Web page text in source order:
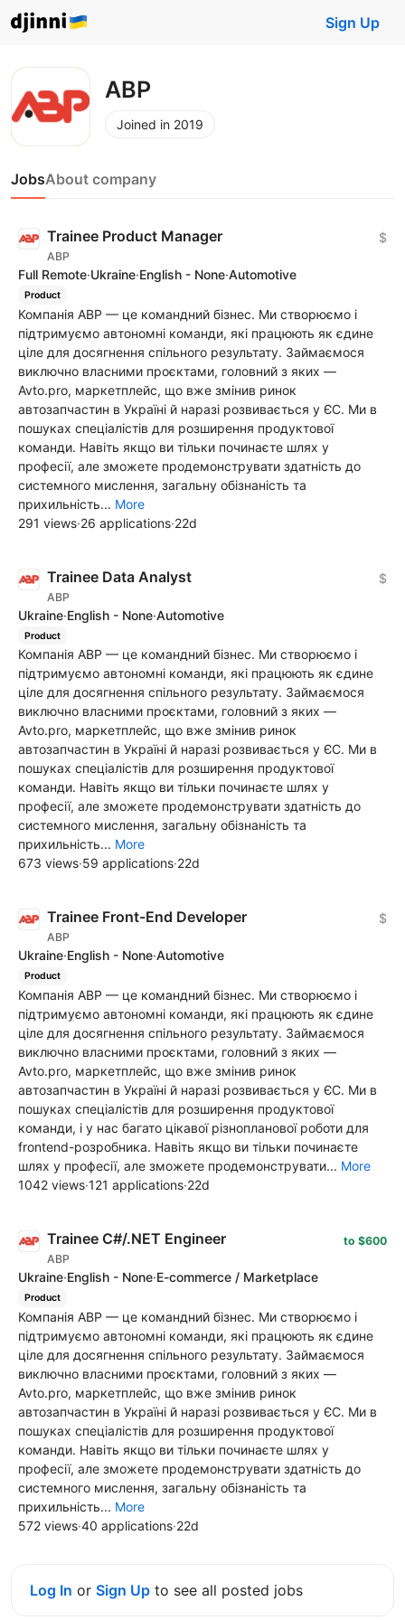
Sign Up
ABP
Joined in 2019
JobsAbout company
Trainee Product Manager
ABP
$
Full Remote·Ukraine·English - None·Automotive
Product
Компанія ABP — це командний бізнес. Ми створюємо і
підтримуємо автономні команди, які працюють як єдине
ціле для досягнення спільного результату. Займаємося
виключно власними проєктами, головний з яких —
Avto.pro, маркетплейс, що вже змінив ринок
автозапчастин в Україні й наразі розвивається у ЄС. Ми в
пошуках спеціалістів для розширення продуктової
команди. Навіть якщо ви тільки починаєте шлях у
професії, але зможете продемонструвати здатність до
системного мислення, загальну обізнаність та
прихильність... More
291 views·26 applications·22d
Trainee Data Analyst
ABP
$
Ukraine·English - None·Automotive
Product
Компанія ABP — це командний бізнес. Ми створюємо і
підтримуємо автономні команди, які працюють як єдине
ціле для досягнення спільного результату. Займаємося
виключно власними проєктами, головний з яких —
Avto.pro, маркетплейс, що вже змінив ринок
автозапчастин в Україні й наразі розвивається у ЄС. Ми в
пошуках спеціалістів для розширення продуктової
команди. Навіть якщо ви тільки починаєте шлях у
професії, але зможете продемонструвати здатність до
системного мислення, загальну обізнаність та
прихильність... More
673 views·59 applications·22d
Trainee Front-End Developer
ABP
$
Ukraine·English - None·Automotive
Product
Компанія ABP — це командний бізнес. Ми створюємо і
підтримуємо автономні команди, які працюють як єдине
ціле для досягнення спільного результату. Займаємося
виключно власними проєктами, головний з яких —
Avto.pro, маркетплейс, що вже змінив ринок
автозапчастин в Україні й наразі розвивається у ЄС. Ми в
пошуках спеціалістів для розширення продуктової
команди, і у нас багато цікавої різнопланової роботи для
frontend-розробника. Навіть якщо ви тільки починаєте
шлях у професії, але зможете продемонструвати... More
1042 views·121 applications·22d
Trainee C#/.NET Engineer
ABP
to $600
Ukraine·English - None·E-commerce / Marketplace
Product
Компанія ABP — це командний бізнес. Ми створюємо і
підтримуємо автономні команди, які працюють як єдине
ціле для досягнення спільного результату. Займаємося
виключно власними проєктами, головний з яких —
Avto.pro, маркетплейс, що вже змінив ринок
автозапчастин в Україні й наразі розвивається у ЄС. Ми в
пошуках спеціалістів для розширення продуктової
команди. Навіть якщо ви тільки починаєте шлях у
професії, але зможете продемонструвати здатність до
системного мислення, загальну обізнаність та
прихильність... More
572 views·40 applications·22d
Log In or Sign Up to see all posted jobs